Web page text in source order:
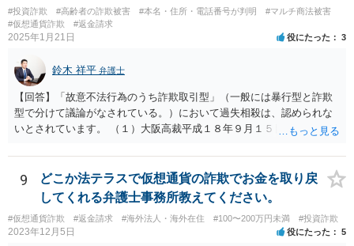
#投資詐欺 #高齢者の詐欺被害 #本名・住所・電話番号が判明
#マルチ商法被害
#仮想通貨詐欺
#返金請求
2025年1月21日 役にたった 3
鈴木 祥平 弁護士
【回答】「故意不法行為のうち詐欺取引型」（一般には暴行型と詐欺
型で分けて議論がなされている。）において過失相殺は、認められな
いとされています。 （１）大阪高裁平成１８年９月１５日裁判例 裁判
相殺は、本来文字通り過失のある当事者同士の損害の公平な分担調整
のための法制度であり、元来故意の不法行為の場合にはなじまないも
のというべきである。なぜなら、故意の不法行為は、加害者が悪意を
もって一方的に被害者に対して仕掛けるものであり、根本的に被害者
に生じた痛みをともに分け合うための基盤を欠く上、取引的不法行為
における加害者の故意は、通常、被害者の落ち度或いは弱み、不意、
9
どこか法テラスで仮想通貨の詐欺でお金を取り戻
してくれる弁護士事務所教えてください。
#仮想通貨詐欺 #返金請求 #海外法人・海外在住 #100〜200万円未満 #投資詐欺
2023年12月5日 役にたった 5